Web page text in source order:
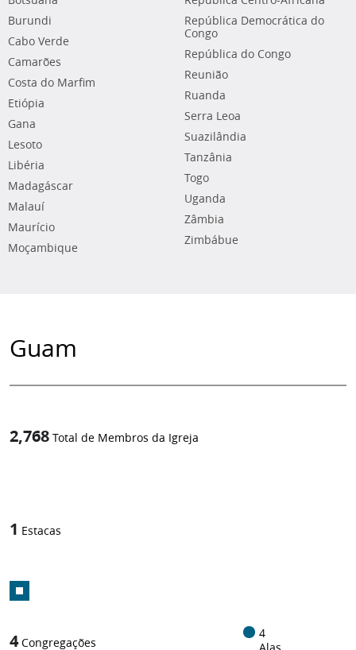
Burundi
Cabo Verde
Camarões
Costa do Marfim
Etiópia
Gana
Lesoto
Libéria
Madagáscar
Malauí
Maurício
Moçambique
República Democrática do
Congo
República do Congo
Reunião
Ruanda
Serra Leoa
Suazilândia
Tanzânia
Togo
Uganda
Zâmbia
Zimbábue
Guam
2,768 Total de Membros da Igreja
1 Estacas
4 Congregações
4